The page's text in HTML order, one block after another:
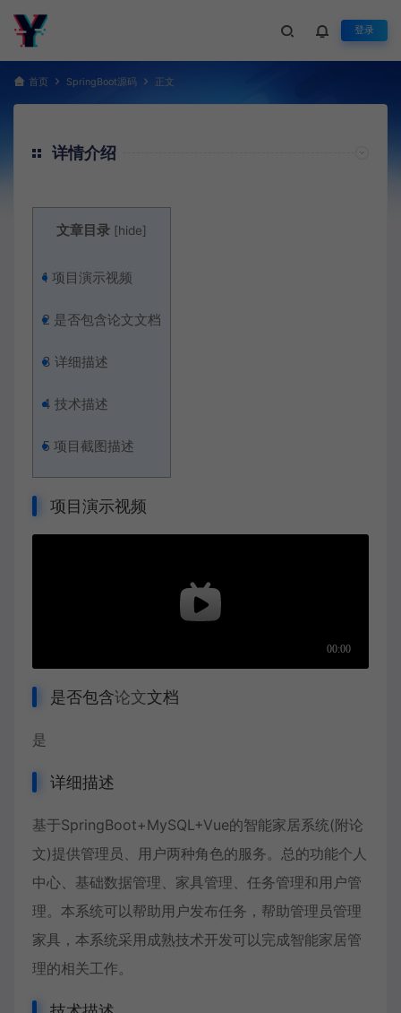
登录
首页 SpringBoot源码 正文
详情介绍
文章目录 [hide]
1 项目演示视频
2 是否包含论文文档
3 详细描述
4 技术描述
5 项目截图描述
项目演示视频
是否包含论文文档
是
详细描述
基于SpringBoot+MySQL+Vue的智能家居系统(附论
文)提供管理员、用户两种角色的服务。总的功能个人
中心、基础数据管理、家具管理、任务管理和用户管
理。本系统可以帮助用户发布任务，帮助管理员管理
家具，本系统采用成熟技术开发可以完成智能家居管
理的相关工作。